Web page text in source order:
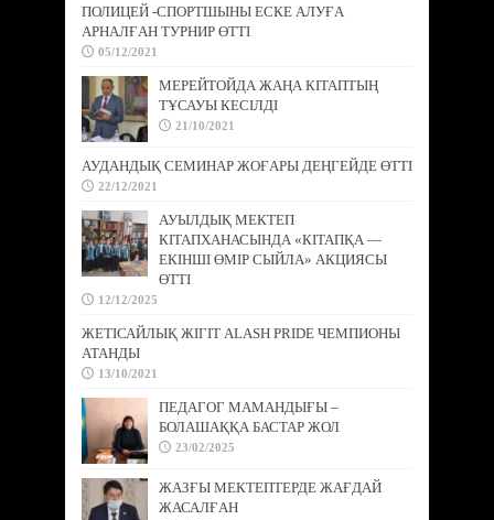
ПОЛИЦЕЙ -СПОРТШЫНЫ ЕСКЕ АЛУҒА
АРНАЛҒАН ТУРНИР ӨТТІ
05/12/2021
МЕРЕЙТОЙДА ЖАҢА КІТАПТЫҢ
ТҰСАУЫ КЕСІЛДІ
21/10/2021
АУДАНДЫҚ СЕМИНАР ЖОҒАРЫ ДЕҢГЕЙДЕ ӨТТІ
22/12/2021
АУЫЛДЫҚ МЕКТЕП
КІТАПХАНАСЫНДА «КІТАПҚА —
ЕКІНШІ ӨМІР СЫЙЛА» АКЦИЯСЫ
ӨТТІ
12/12/2025
ЖЕТІСАЙЛЫҚ ЖІГІТ ALASH PRIDE ЧЕМПИОНЫ
АТАНДЫ
13/10/2021
ПЕДАГОГ МАМАНДЫҒЫ –
БОЛАШАҚҚА БАСТАР ЖОЛ
23/02/2025
ЖАЗҒЫ МЕКТЕПТЕРДЕ ЖАҒДАЙ
ЖАСАЛҒАН